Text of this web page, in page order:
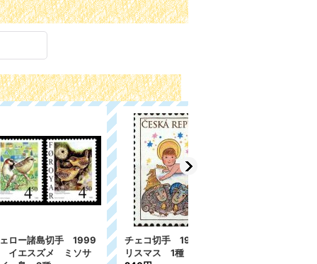
年 ク
ブルガリア切手 1985
年 自然と環境保護